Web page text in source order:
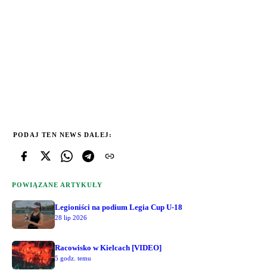
PODAJ TEN NEWS DALEJ:
POWIĄZANE ARTYKUŁY
Legioniści na podium Legia Cup U-18
28 lip 2026
Racowisko w Kielcach [VIDEO]
5 godz. temu